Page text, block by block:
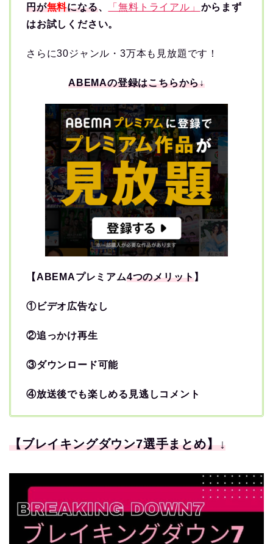
円が無料になる、 「無料トライアル」 からまず
はお試しください。
さらに30ジャンル・3万本も見放題です！
ABEMAの登録はこちらから↓
【ABEMAプレミアム4つのメリット】
①ビデオ広告なし
②追っかけ再生
③ダウンロード可能
④放送後でも楽しめる見逃しコメント
【ブレイキングダウン7選手まとめ】↓